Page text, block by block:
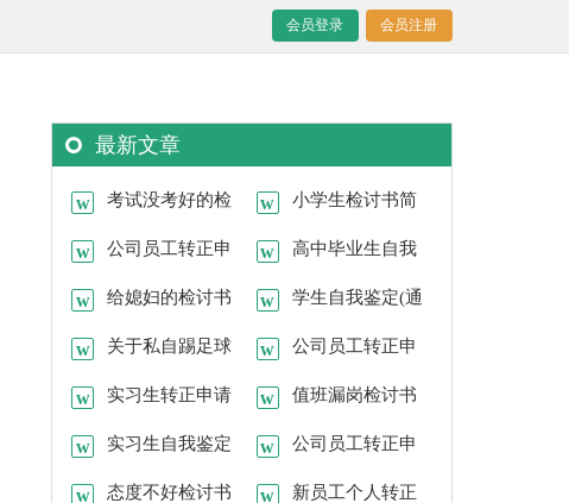
会员登录 会员注册
最新文章
考试没考好的检
讨书15篇
小学生检讨书简
短范文
公司员工转正申
请书【热门】
高中毕业生自我
鉴定(合集15篇)
给媳妇的检讨书
15篇
学生自我鉴定(通
用15篇)
关于私自踢足球
的检讨书
公司员工转正申
请书汇编15篇
实习生转正申请
书(合集15篇)
值班漏岗检讨书
实习生自我鉴定
15篇
公司员工转正申
请书【荐】
态度不好检讨书 新员工个人转正